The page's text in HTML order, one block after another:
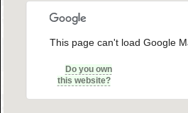
This page can't load Google
Do you own
this website?